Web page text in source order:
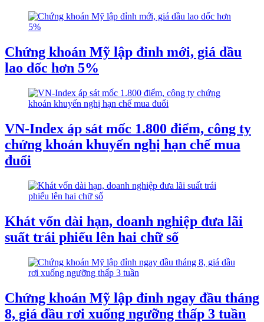
Chứng khoán Mỹ lập đỉnh mới, giá dầu
lao dốc hơn 5%
VN-Index áp sát mốc 1.800 điểm, công ty
chứng khoán khuyến nghị hạn chế mua
đuổi
Khát vốn dài hạn, doanh nghiệp đưa lãi
suất trái phiếu lên hai chữ số
Chứng khoán Mỹ lập đỉnh ngay đầu tháng
8, giá dầu rơi xuống ngưỡng thấp 3 tuần